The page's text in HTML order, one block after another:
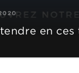
en